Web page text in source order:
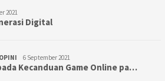
2021
Digital
OPINI 6 September 2021
Kecanduan Game Online pa…